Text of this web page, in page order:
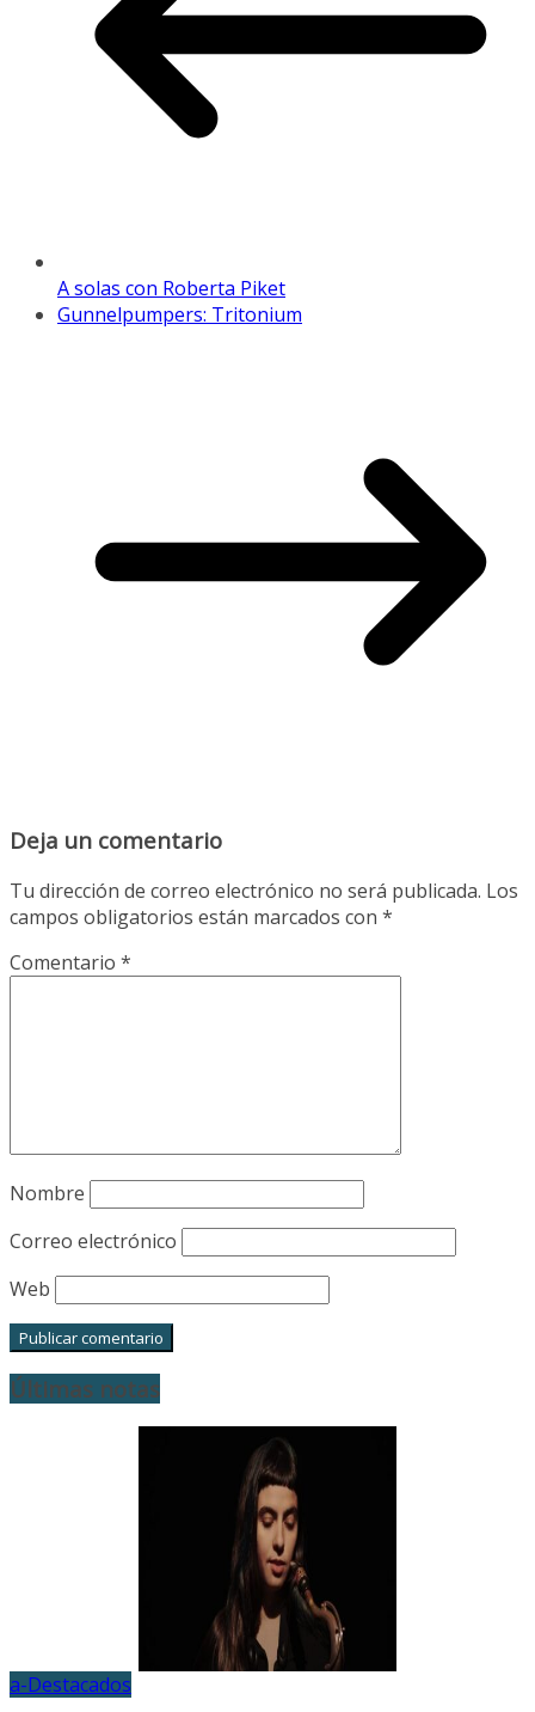
A solas con Roberta Piket
Gunnelpumpers: Tritonium
Deja un comentario
Tu dirección de correo electrónico no será publicada. Los
campos obligatorios están marcados con *
Comentario *
Nombre
Correo electrónico
Web
Últimas notas
a-Destacados